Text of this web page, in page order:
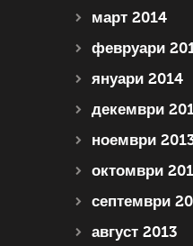
март 2014
февруари
януари 2014
декември
ноември
октомври
септември
август 2013